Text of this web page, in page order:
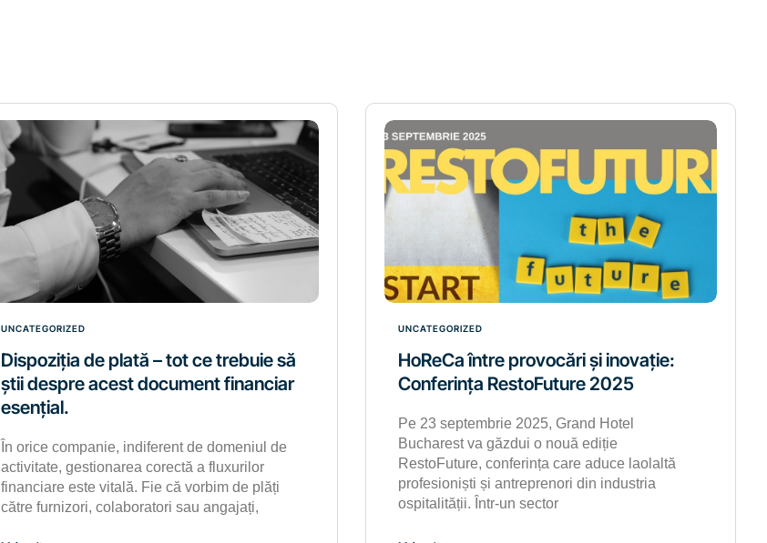
UNCATEGORIZED
Dispoziția de plată – tot ce trebuie să
știi despre acest document financiar
esențial.
În orice companie, indiferent de domeniul de
activitate, gestionarea corectă a fluxurilor
financiare este vitală. Fie că vorbim de plăți
către furnizori, colaboratori sau angajați,
UNCATEGORIZED
HoReCa între provocări și inovație:
Conferința RestoFuture 2025
Pe 23 septembrie 2025, Grand Hotel
Bucharest va găzdui o nouă ediție
RestoFuture, conferința care aduce laolaltă
profesioniști și antreprenori din industria
ospitalității. Într-un sector